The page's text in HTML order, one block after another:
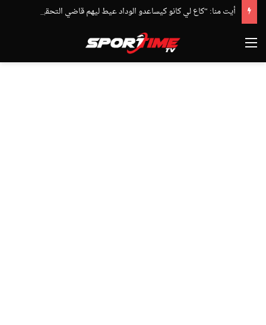
القائمة